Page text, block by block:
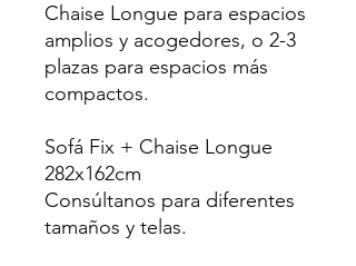
Chaise Longue para espacios
amplios y acogedores, o 2-3
plazas para espacios más
compactos.
Sofá Fix + Chaise Longue
282x162cm
Consúltanos para diferentes
tamaños y telas.